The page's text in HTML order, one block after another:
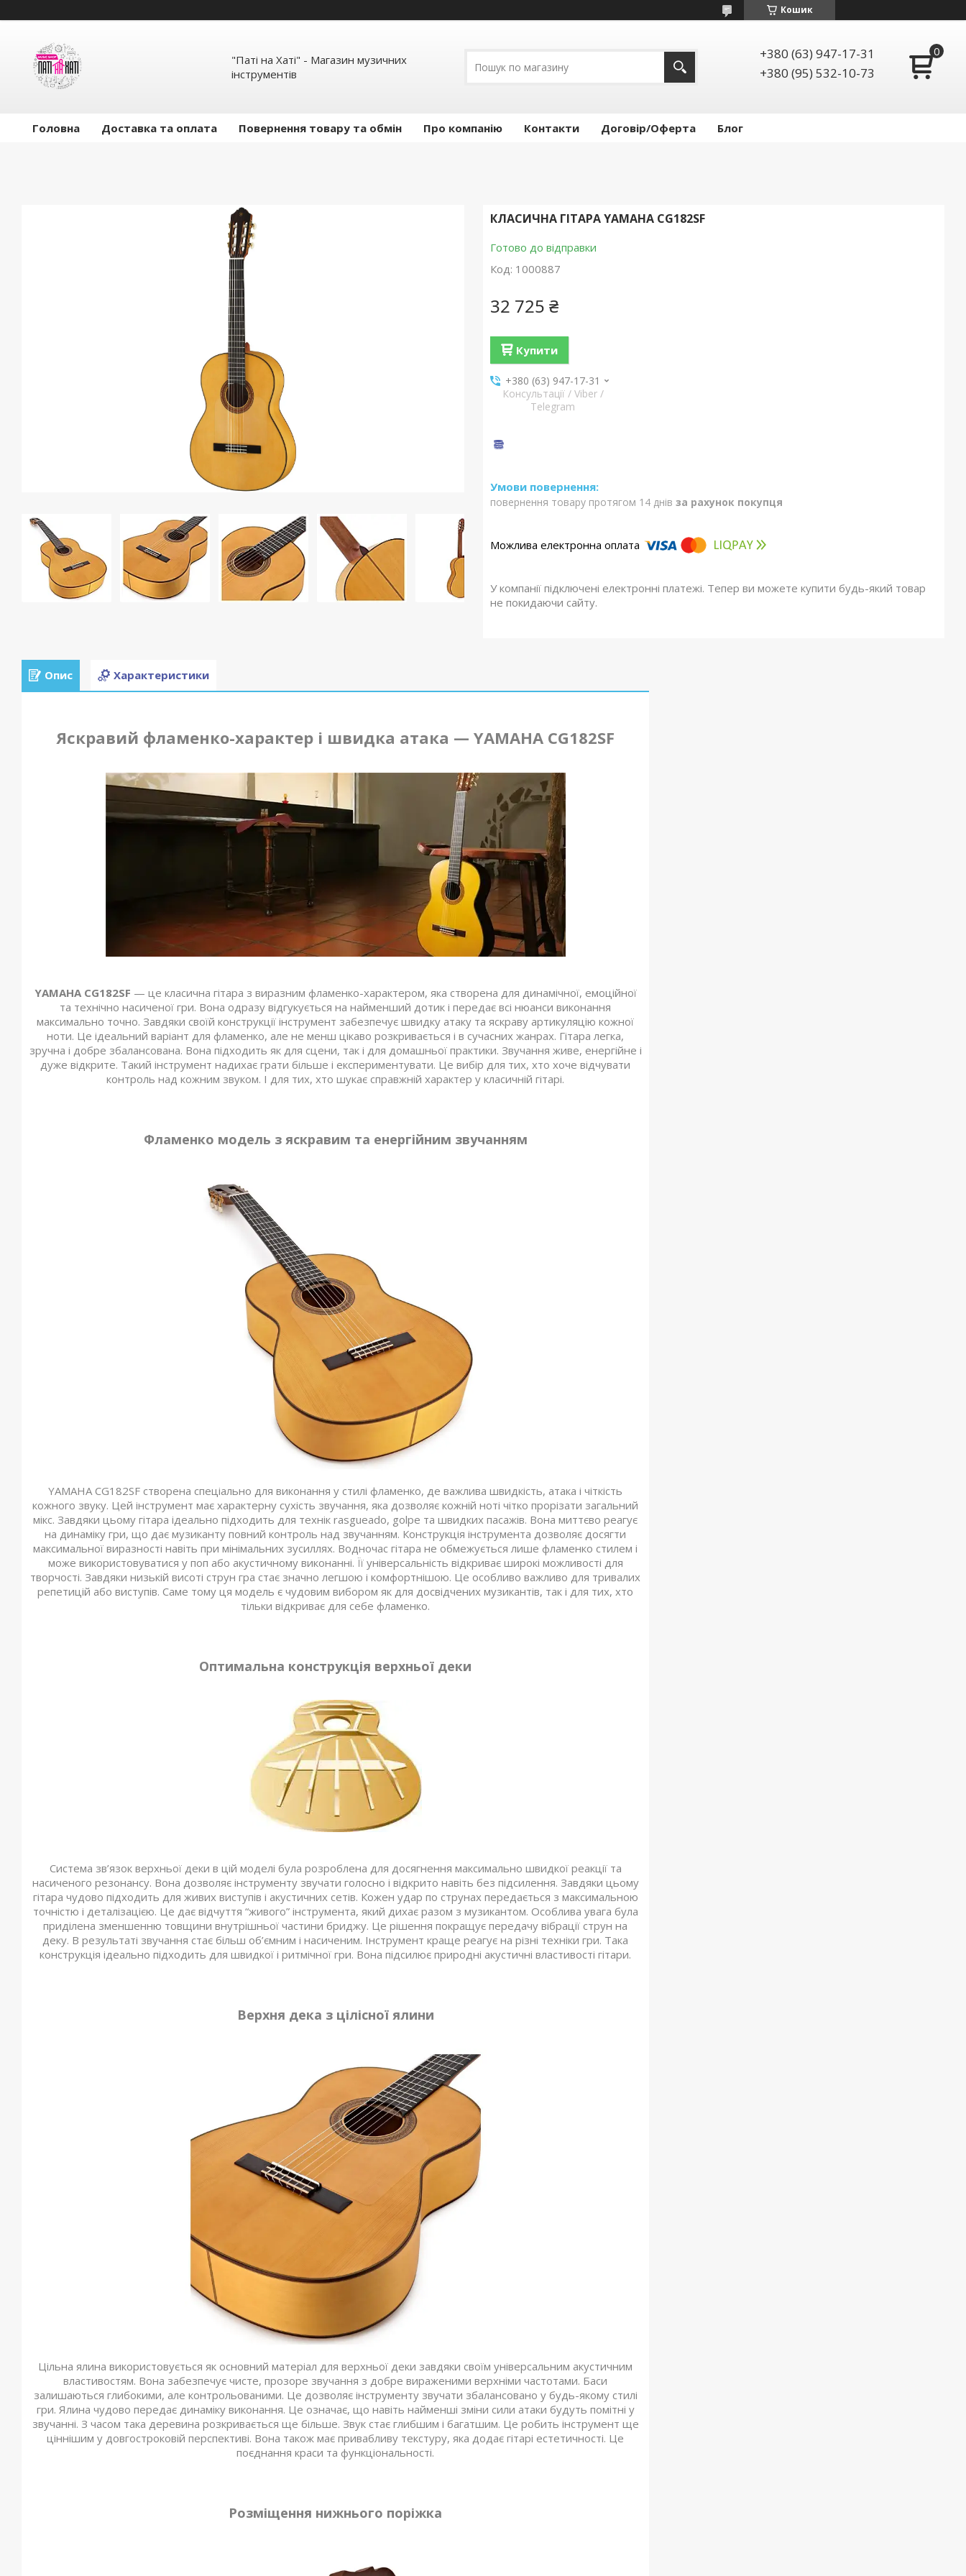
Кошик
"Паті на Хаті" - Магазин музичних
інструментів
+380 (63) 947-17-31
+380 (95) 532-10-73
Головна Доставка та оплата Повернення товару та обмін Про компанію Контакти Договір/Оферта Блог
КЛАСИЧНА ГІТАРА YAMAHA CG182SF
Готово до відправки
Код: 1000887
32 725 ₴
Купити
+380 (63) 947-17-31
Консультації / Viber /
Telegram
повернення товару протягом 14 днів за рахунок покупця
У компанії підключені електронні платежі. Тепер ви можете купити будь-який товар
не покидаючи сайту.
Опис Характеристики
Яскравий фламенко-характер і швидка атака — YAMAHA CG182SF
YAMAHA CG182SF — це класична гітара з виразним фламенко-характером, яка створена для динамічної, емоційної
та технічно насиченої гри. Вона одразу відгукується на найменший дотик і передає всі нюанси виконання
максимально точно. Завдяки своїй конструкції інструмент забезпечує швидку атаку та яскраву артикуляцію кожної
ноти. Це ідеальний варіант для фламенко, але не менш цікаво розкривається і в сучасних жанрах. Гітара легка,
зручна і добре збалансована. Вона підходить як для сцени, так і для домашньої практики. Звучання живе, енергійне і
дуже відкритe. Такий інструмент надихає грати більше і експериментувати. Це вибір для тих, хто хоче відчувати
контроль над кожним звуком. І для тих, хто шукає справжній характер у класичній гітарі.
Фламенко модель з яскравим та енергійним звучанням
YAMAHA CG182SF створена спеціально для виконання у стилі фламенко, де важлива швидкість, атака і чіткість
кожного звуку. Цей інструмент має характерну сухість звучання, яка дозволяє кожній ноті чітко прорізати загальний
мікс. Завдяки цьому гітара ідеально підходить для технік rasgueado, golpe та швидких пасажів. Вона миттєво реагує
на динаміку гри, що дає музиканту повний контроль над звучанням. Конструкція інструмента дозволяє досягти
максимальної виразності навіть при мінімальних зусиллях. Водночас гітара не обмежується лише фламенко стилем і
може використовуватися у поп або акустичному виконанні. Її універсальність відкриває широкі можливості для
творчості. Завдяки низькій висоті струн гра стає значно легшою і комфортнішою. Це особливо важливо для тривалих
репетицій або виступів. Саме тому ця модель є чудовим вибором як для досвідчених музикантів, так і для тих, хто
тільки відкриває для себе фламенко.
Оптимальна конструкція верхньої деки
Система зв’язок верхньої деки в цій моделі була розроблена для досягнення максимально швидкої реакції та
насиченого резонансу. Вона дозволяє інструменту звучати голосно і відкрито навіть без підсилення. Завдяки цьому
гітара чудово підходить для живих виступів і акустичних сетів. Кожен удар по струнах передається з максимальною
точністю і деталізацією. Це дає відчуття “живого” інструмента, який дихає разом з музикантом. Особлива увага була
приділена зменшенню товщини внутрішньої частини бриджу. Це рішення покращує передачу вібрації струн на
деку. В результаті звучання стає більш об’ємним і насиченим. Інструмент краще реагує на різні техніки гри. Така
конструкція ідеально підходить для швидкої і ритмічної гри. Вона підсилює природні акустичні властивості гітари.
Верхня дека з цілісної ялини
Цільна ялина використовується як основний матеріал для верхньої деки завдяки своїм універсальним акустичним
властивостям. Вона забезпечує чисте, прозоре звучання з добре вираженими верхніми частотами. Баси
залишаються глибокими, але контрольованими. Це дозволяє інструменту звучати збалансовано у будь-якому стилі
гри. Ялина чудово передає динаміку виконання. Це означає, що навіть найменші зміни сили атаки будуть помітні у
звучанні. З часом така деревина розкривається ще більше. Звук стає глибшим і багатшим. Це робить інструмент ще
ціннішим у довгостроковій перспективі. Вона також має привабливу текстуру, яка додає гітарі естетичності. Це
поєднання краси та функціональності.
Розміщення нижнього поріжка